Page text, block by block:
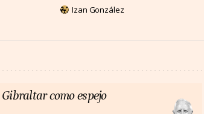
Izan González
como espejo